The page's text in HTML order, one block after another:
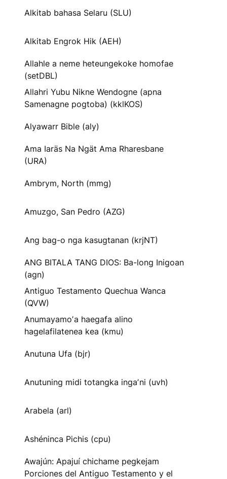
Alkitab bahasa Selaru (SLU)
Alkitab Engrok Hik (AEH)
Allahle a neme heteungekoke homofae
(setDBL)
Allahri Yubu Nikne Wendogne (apna
Samenagne pogtoba) (kklKOS)
Alyawarr Bible (aly)
Ama Iaräs Na Ngät Ama Rharesbane
(URA)
Ambrym, North (mmg)
Amuzgo, San Pedro (AZG)
Ang bag-o nga kasugtanan (krjNT)
ANG BITALA TANG DIOS: Ba-long Inigoan
(agn)
Antiguo Testamento Quechua Wanca
(QVW)
Anumayamoʼa haegafa alino
hagelafilatenea kea (kmu)
Anutuna Ufa (bjr)
Anutuning midi totangka ingaʼni (uvh)
Arabela (arl)
Ashéninca Pichis (cpu)
Awajún: Apajuí chichame pegkejam
Porciones del Antiguo Testamento y el